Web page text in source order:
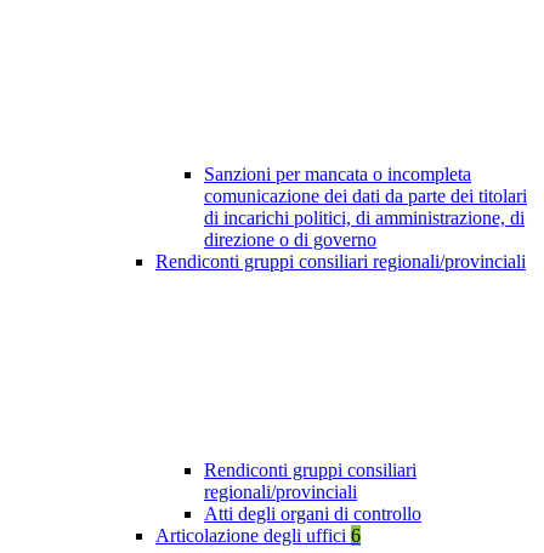
Sanzioni per mancata o incompleta
comunicazione dei dati da parte dei titolari
di incarichi politici, di amministrazione, di
direzione o di governo
Rendiconti gruppi consiliari regionali/provinciali
Rendiconti gruppi consiliari
regionali/provinciali
Atti degli organi di controllo
Articolazione degli uffici 6